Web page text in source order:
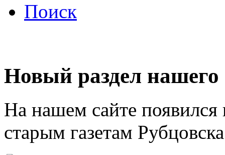
Поиск
Новый раздел нашего
На нашем сайте
старым газетам